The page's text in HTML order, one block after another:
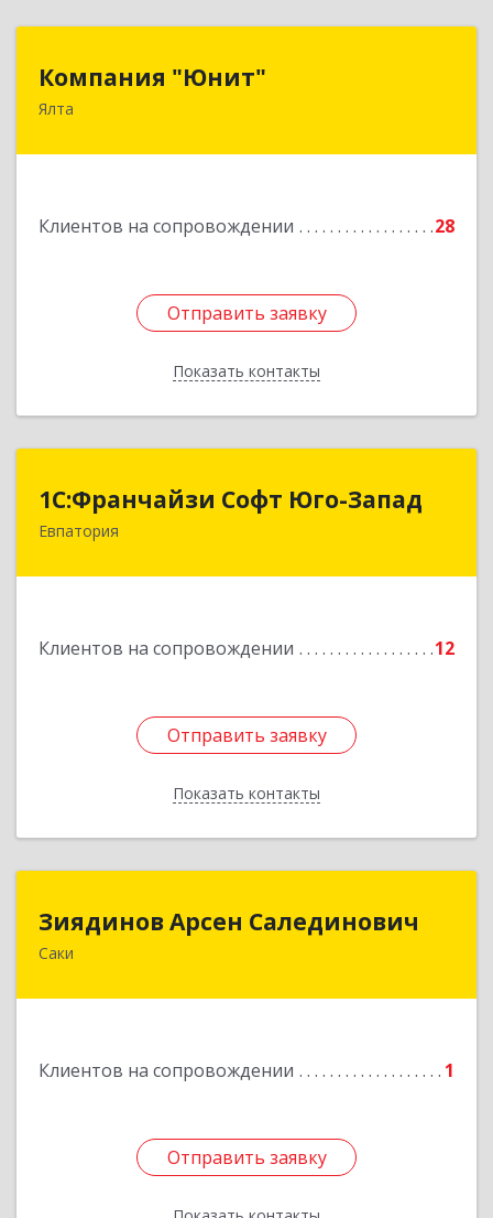
Компания "Юнит"
Ялта
Клиентов на сопровождении 28
Отправить заявку
Показать контакты
298600, Крым Респ, Ялта г, Васильева ул, дом №
Отправить заявку
Назад
1С:Франчайзи Софт Юго-Запад
Евпатория
Клиентов на сопровождении 12
Отправить заявку
Показать контакты
1С:Франчайзи Софт Юго-Запад
297407, Крым Респ, Евпатория г, Победы пр-кт,
Отправить заявку
Назад
Зиядинов Арсен Салединович
Саки
Клиентов на сопровождении 1
Отправить заявку
Отправить заявку